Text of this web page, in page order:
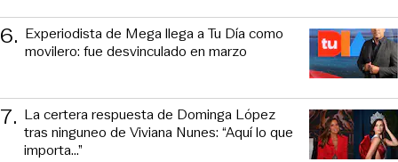
6. Experiodista de Mega llega a Tu Día como
movilero: fue desvinculado en marzo
7. La certera respuesta de Dominga López
tras ninguneo de Viviana Nunes: “Aquí lo que
importa...”